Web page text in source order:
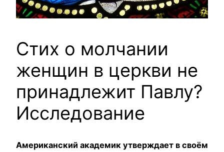
Стих о молчании
женщин в церкви не
принадлежит Павлу?
Исследование
Американский академик утверждает в своём